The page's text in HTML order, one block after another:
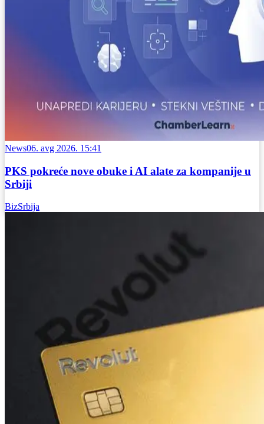
News06. avg 2026. 15:41
PKS pokreće nove obuke i AI alate za kompanije u
Srbiji
BizSrbija